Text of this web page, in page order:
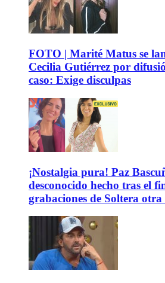
FOTO | Marité Matus se
Cecilia Gutiérrez por
caso: Exige disculpas
¡Nostalgia pura! Paz
desconocido hecho tras el
grabaciones de Soltera otra